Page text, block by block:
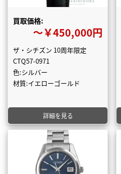
買取価格:
〜￥450,000円
ザ・シチズン 10周年限定
CTQ57-0971
色:シルバー
材質:イエローゴールド
詳細を見る